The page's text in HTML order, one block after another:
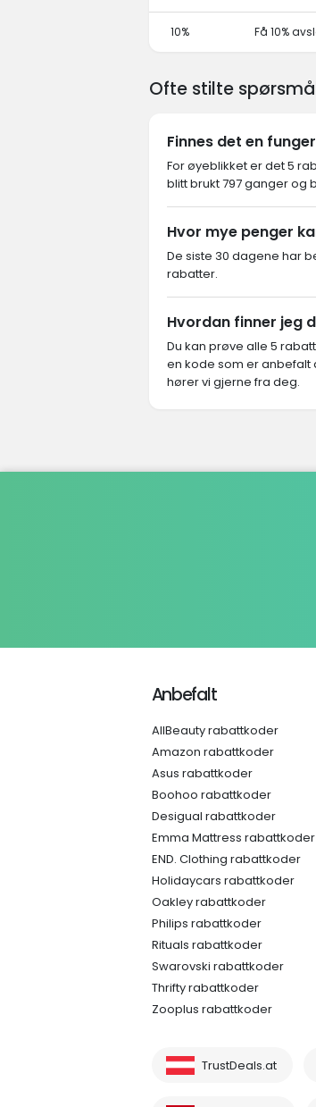
10% Få 10%
Ofte stilte
Finnes det en
For øyeblikket er det 5
blitt brukt 797 ganger og
Hvor mye penger
De siste 30 dagene har
rabatter.
Hvordan finner jeg
Du kan prøve alle 5
en kode som er anbefalt
hører vi gjerne fra deg.
Anbefalt
AllBeauty rabattkoder
Amazon rabattkoder
Asus rabattkoder
Boohoo rabattkoder
Desigual rabattkoder
Emma Mattress rabattkoder
END. Clothing rabattkoder
Holidaycars rabattkoder
Oakley rabattkoder
Philips rabattkoder
Rituals rabattkoder
Swarovski rabattkoder
Thrifty rabattkoder
Zooplus rabattkoder
TrustDeals.at